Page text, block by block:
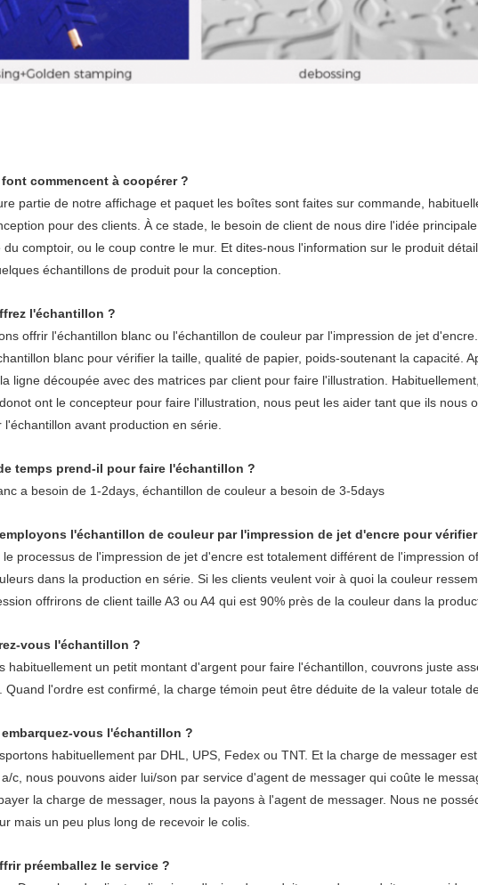
commencent à coopérer ?
partie de notre affichage et paquet les boîtes sont faites sur commande,
pour des clients. À ce stade, le besoin de client de nous dire l'idée
du comptoir, ou le coup contre le mur. Et dites-nous l'information sur le produit
échantillons de produit pour la conception.
l'échantillon ?
offrir l'échantillon blanc ou l'échantillon de couleur par l'impression de jet
blanc pour vérifier la taille, qualité de papier, poids-soutenant la capacité.
ligne découpée avec des matrices par client pour faire l'illustration.
ont le concepteur pour faire l'illustration, nous peut les aider tant que ils nous
avant production en série.
temps prend-il pour faire l'échantillon ?
a besoin de 1-2days, échantillon de couleur a besoin de 3-5days
l'échantillon de couleur par l'impression de jet d'encre pour
le processus de l'impression de jet d'encre est totalement différent de l'impression
dans la production en série. Si les clients veulent voir à quoi la couleur
offrirons de client taille A3 ou A4 qui est 90% près de la couleur dans la
vous l'échantillon ?
habituellement un petit montant d'argent pour faire l'échantillon, couvrons juste
Quand l'ordre est confirmé, la charge témoin peut être déduite de la valeur totale
embarquez-vous l'échantillon ?
habituellement par DHL, UPS, Fedex ou TNT. Et la charge de messager
c, nous pouvons aider lui/son par service d'agent de messager qui coûte le
la charge de messager, nous la payons à l'agent de messager. Nous ne
mais un peu plus long de recevoir le colis.
préemballez le service ?